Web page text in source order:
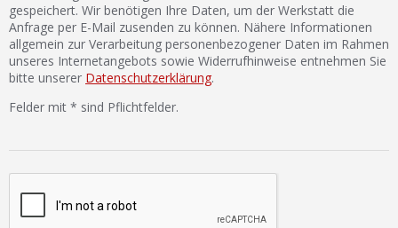
gespeichert. Wir benötigen Ihre Daten, um der Werkstatt die
Anfrage per E-Mail zusenden zu können. Nähere Informationen
allgemein zur Verarbeitung personenbezogener Daten im Rahmen
unseres Internetangebots sowie Widerrufhinweise entnehmen Sie
bitte unserer Datenschutzerklärung.
Felder mit * sind Pflichtfelder.